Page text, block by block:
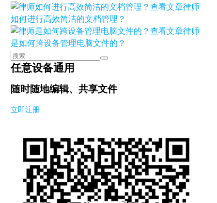
查看文章律师
如何进行高效简洁的文档管理？
查看文章律师
是如何跨设备管理电脑文件的？
任意设备通用
随时随地编辑、共享文件
立即注册